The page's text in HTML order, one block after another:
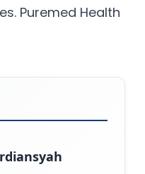
Puremed Health